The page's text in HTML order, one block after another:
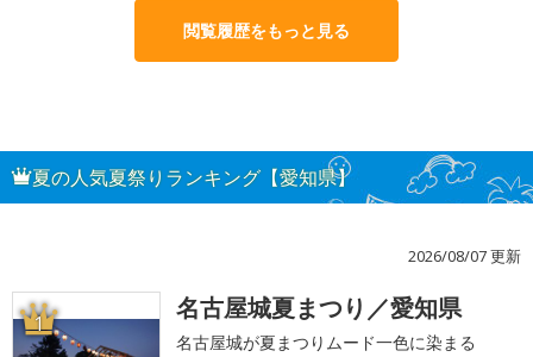
閲覧履歴をもっと見る
夏の人気夏祭りランキング【愛知県】
2026/08/07 更新
1 名古屋城夏まつり／愛知県
名古屋城が夏まつりムード一色に染まる